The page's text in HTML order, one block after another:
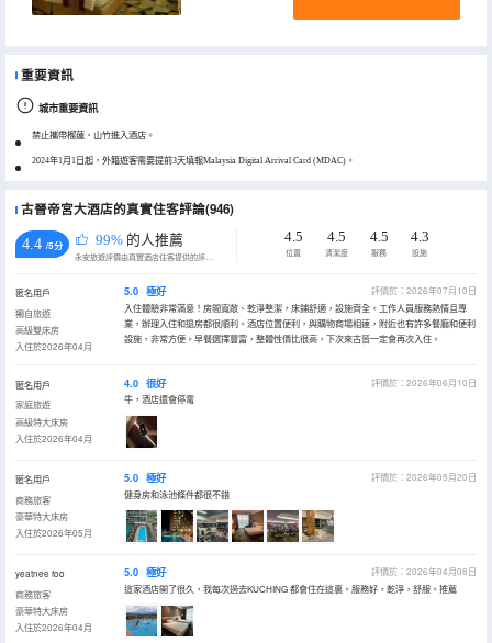
重要資訊
城市重要資訊
禁止攜帶榴蓮、山竹進入酒店。
2024年1月1日起，外籍遊客需要提前3天填報Malaysia Digital Arrival Card (MDAC)。
古晉帝宮大酒店的真實住客評論(946)
4.4 /5分 99% 的人推薦
永安旅遊評價由真實酒店住客提供的評價。
4.5
位置
4.5
清潔度
4.5
服務
4.3
設施
匿名用戶
獨自旅遊
高級雙床房
入住於2026年04月
5.0 極好
評價於：2026年07月10日
入住體驗非常滿意！房間寬敞、乾淨整潔，床鋪舒適，設施齊全。工作人員服務熱情且專
業，辦理入住和退房都很順利。酒店位置便利，與購物商場相連，附近也有許多餐廳和便利
設施，非常方便。早餐選擇豐富，整體性價比很高，下次來古晉一定會再次入住。
匿名用戶
家庭旅遊
高級特大床房
入住於2026年04月
4.0 很好
評價於：2026年06月10日
牛，酒店還會停電
匿名用戶
商務旅客
豪華特大床房
入住於2026年05月
5.0 極好
評價於：2026年05月20日
健身房和泳池條件都很不錯
yeatnee foo
商務旅客
豪華特大床房
入住於2026年04月
5.0 極好
評價於：2026年04月08日
這家酒店開了很久，我每次過去KUCHING 都會住在這裏。服務好，乾淨，舒服。推薦